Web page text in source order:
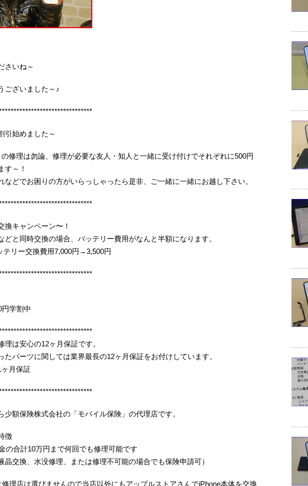
さいね～
ございました～♪
引始めました～
修理は勿論、修理が必要な友人・知人と一緒に受け付けでそれぞれに500円
す～！
などでお困りの方がいらっしゃったら是非、ご一緒に一緒にお越し下さい。
換キャンペーン〜！
どと同時交換の場合、バッテリー費用がなんと半額になります。
テリー交換費用7,000円→3,500円
学割中
理は安心の12ヶ月保証です。
たパーツに関しては業界最長の12ヶ月保証をお付けしています。
月保証
少額保険株式会社の「モバイル保険」の代理店です。
徴
の合計10万円まで何回でも修理可能です
晶交換、水没修理、または修理不可能の場合でも保険申請可）
理店は選びませんので当店以外にもアップルストアさんでiPhone本体を交換